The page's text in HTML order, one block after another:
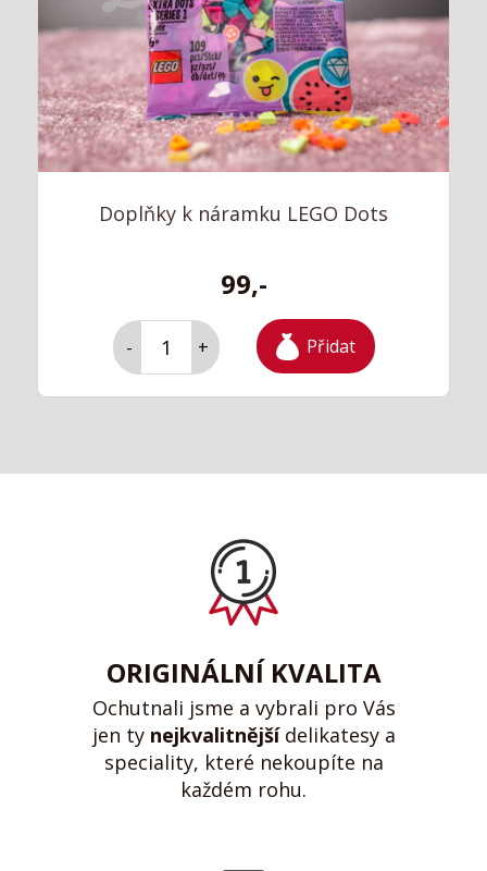
Doplňky k náramku LEGO Dots
99,-
- + Přidat
ORIGINÁLNÍ KVALITA
Ochutnali jsme a vybrali pro Vás
jen ty nejkvalitnějšídelikatesy a
speciality, které nekoupíte na
každém rohu.